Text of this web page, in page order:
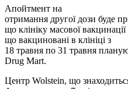
Апойтмент на
отримання другої дози буде
що клініку масової
що вакциновані в клініці з
18 травня по 31 травня
Drug Mart.
Центр Wolstein, що